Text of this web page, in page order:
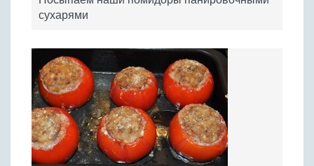
сухарями